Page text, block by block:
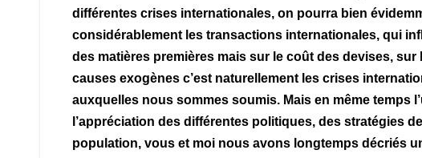
différentes crises internationales, on pourra bien
considérablement les transactions internationales, qui
des matières premières mais sur le coût des devises,
causes exogènes c’est naturellement les crises
auxquelles nous sommes soumis. Mais en même temps
l’appréciation des différentes politiques, des stratégies
population, vous et moi nous avons longtemps décriés